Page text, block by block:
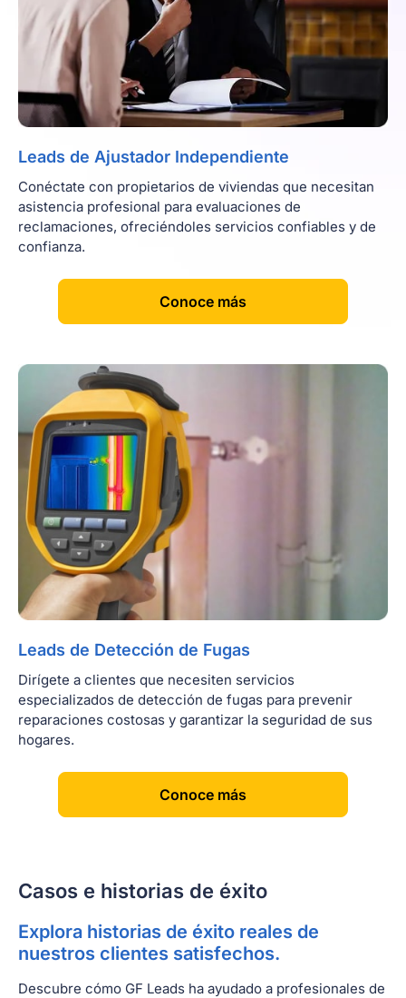
Leads de Ajustador Independiente
Conéctate con propietarios de viviendas que necesitan
asistencia profesional para evaluaciones de
reclamaciones, ofreciéndoles servicios confiables y de
confianza.
[
Conoce más]
Leads de Detección de Fugas
Dirígete a clientes que necesiten servicios
especializados de detección de fugas para prevenir
reparaciones costosas y garantizar la seguridad de sus
hogares.
[
Conoce más]
Casos e historias de éxito
Explora historias de éxito reales de
nuestros clientes satisfechos.
Descubre cómo GF Leads ha ayudado a profesionales de